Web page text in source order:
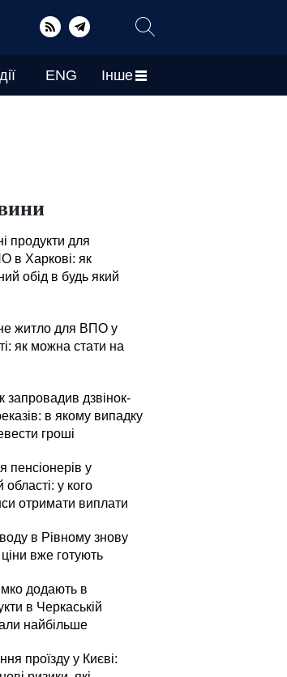
ENG Інше
продукти для
в Харкові: як
обід в будь який
житло для ВПО у
як можна стати на
запровадив дзвінок-
в якому випадку
гроші
пенсіонерів у
області: у кого
отримати виплати
в Рівному знову
вже готують
додають в
в Черкаській
найбільше
проїзду у Києві: